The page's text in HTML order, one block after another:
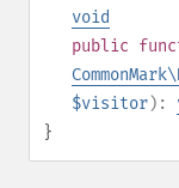
void
public
$visitor):
}